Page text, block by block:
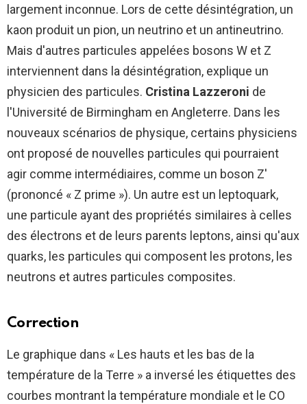
largement inconnue. Lors de cette désintégration, un
kaon produit un pion, un neutrino et un antineutrino.
Mais d'autres particules appelées bosons W et Z
interviennent dans la désintégration, explique un
physicien des particules. Cristina Lazzeroni de
l'Université de Birmingham en Angleterre. Dans les
nouveaux scénarios de physique, certains physiciens
ont proposé de nouvelles particules qui pourraient
agir comme intermédiaires, comme un boson Z'
(prononcé « Z prime »). Un autre est un leptoquark,
une particule ayant des propriétés similaires à celles
des électrons et de leurs parents leptons, ainsi qu'aux
quarks, les particules qui composent les protons, les
neutrons et autres particules composites.
Correction
Le graphique dans « Les hauts et les bas de la
température de la Terre » a inversé les étiquettes des
courbes montrant la température mondiale et le CO